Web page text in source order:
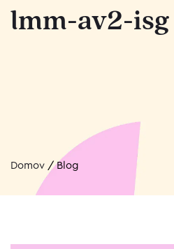
lmm-av2-isg
Domov /Blog